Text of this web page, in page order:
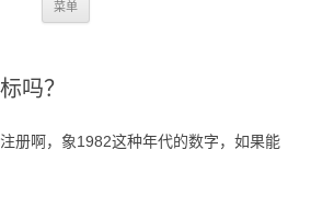
菜单
吗？
册啊，象1982这种年代的数字，如果能